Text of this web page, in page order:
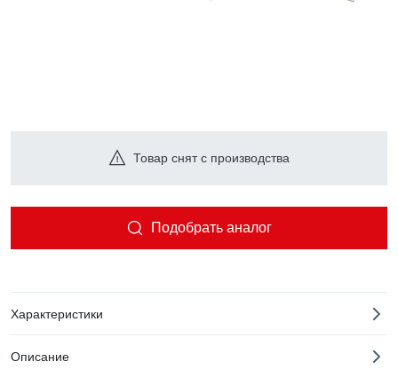
Товар снят с производства
Подобрать аналог
Характеристики
Описание